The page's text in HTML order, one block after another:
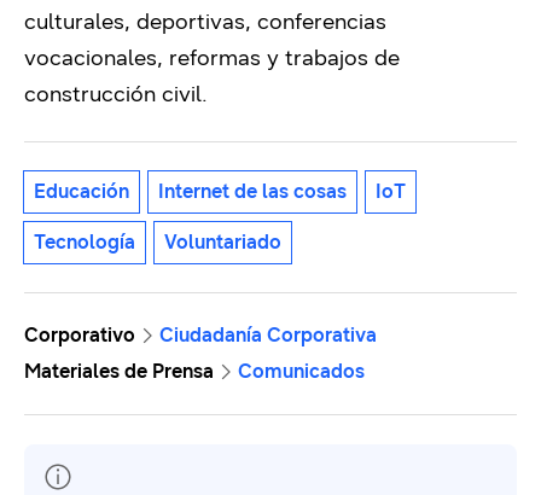
culturales, deportivas, conferencias
vocacionales, reformas y trabajos de
construcción civil.
Educación Internet de las cosas IoT
Tecnología Voluntariado
Corporativo
Ciudadanía Corporativa
Materiales de Prensa
Comunicados